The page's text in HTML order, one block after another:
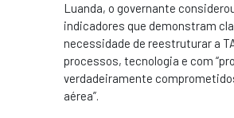
Luanda, o governante
indicadores que demonstram
necessidade de reestruturar a
processos, tecnologia e com
verdadeiramente
aérea”.